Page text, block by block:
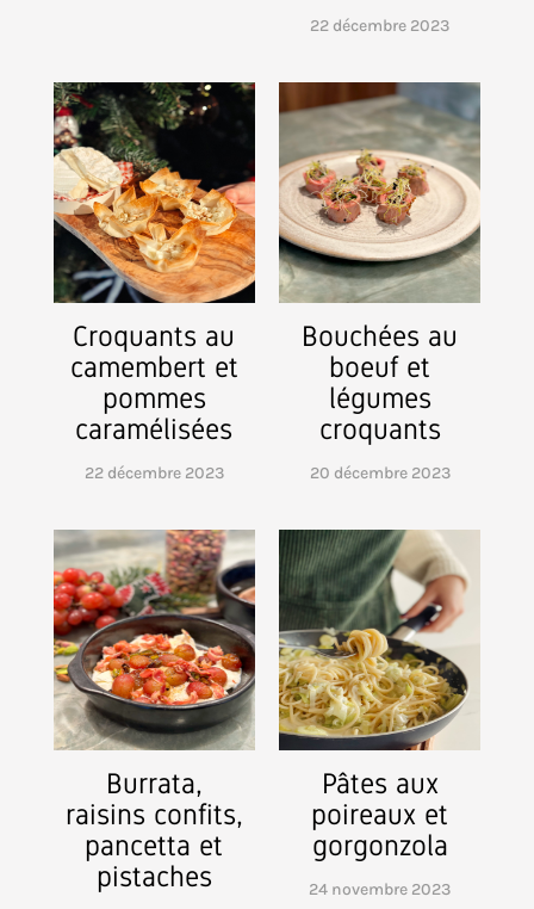
22 décembre 2023
Croquants au
camembert et
pommes
caramélisées
22 décembre 2023
Bouchées au
boeuf et
légumes
croquants
20 décembre 2023
Burrata,
raisins confits,
pancetta et
pistaches
Pâtes aux
poireaux et
gorgonzola
24 novembre 2023